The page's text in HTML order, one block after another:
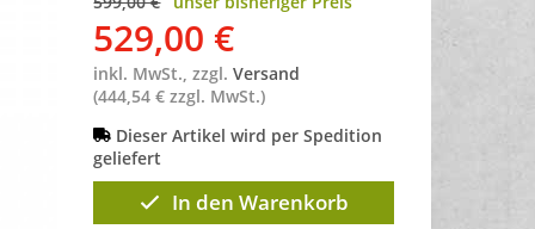
529,00 €
inkl. MwSt., zzgl.Versand
(444,54 € zzgl. MwSt.)
Dieser Artikel wird per Spedition
geliefert
In den Warenkorb